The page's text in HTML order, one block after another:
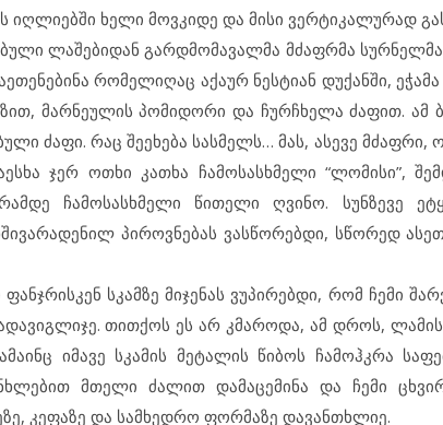
ხელი მოვკიდე და მისი ვერტიკალურად
ლაშებიდან გარდმომავალმა მძაფრმა
რომელიღაც აქაურ ნესტიან დუქანში,
მარნეულის პომიდორი და ჩურჩხელა ძაფით. ამ
ძაფი. რაც შეეხება სასმელს… მას, ასევე
ჯერ ოთხი კათხა ჩამოსასხმელი “ლომისი”,
ჩამოსასხმელი წითელი ღვინო. სუნზევე
პიროვნებას ვასწორებდი, სწორედ
ფანჯრისკენ სკამზე მიჯენას ვუპირებდი, რომ ჩემი
თითქოს ეს არ კმაროდა, ამ დროს,
იმავე სკამის მეტალის წიბოს ჩამოჰკრა
მთელი ძალით დამაცემინა და ჩემი
კეფაზე და სამხედრო ფორმაზე დავანთხლიე.